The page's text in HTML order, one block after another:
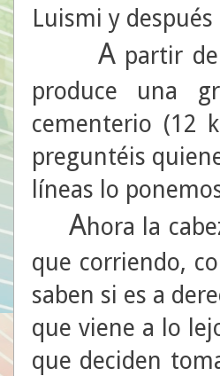
Luismi y
Apartir
produce una
cementerio (12
preguntéis
líneas lo
Ahora la
que corriendo,
saben si es a
que viene a lo
que deciden